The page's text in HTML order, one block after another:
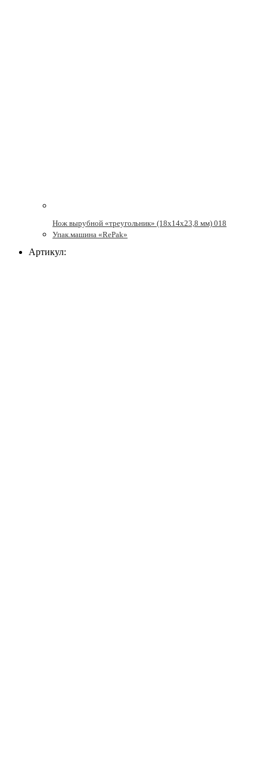
Нож вырубной «треугольник» (18х14х23,8 мм) 018
Упак.машина «RePak»
Артикул: